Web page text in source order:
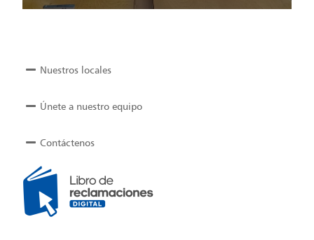
Nuestros locales
Únete a nuestro equipo
Contáctenos